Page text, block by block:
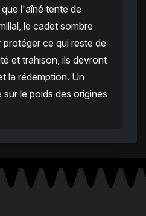
l'aîné tente de
le cadet sombre
ce qui reste de
et trahison, ils devront
la rédemption. Un
le poids des origines